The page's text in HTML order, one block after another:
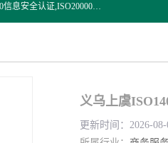
杭州贝安企业管理有限公司:iso咨询,杭州ISO认证,iso认证咨询,国军标认证,iso环境认证,27000信息安全认证,ISO20000信息技术认证,口罩检测报告,32610检测报告,CCRC认证,ISO50001认证,ITSS认证,两化融合认证,出口口罩检测报告等认证代理服务,本公司有近10年的体系咨询经验,能业务覆盖范围南到海南三亚北到新疆阿克苏.
义乌上虞
更新时间：2026-